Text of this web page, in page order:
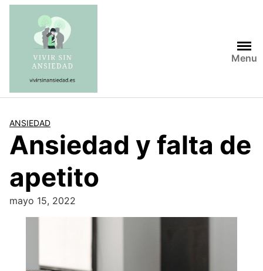
Saltar
contenido
Menu
ANSIEDAD
Ansiedad y falta de
apetito
mayo 15, 2022